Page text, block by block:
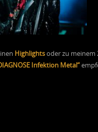
Highlightsoder zu meinem
Infektion Metal“